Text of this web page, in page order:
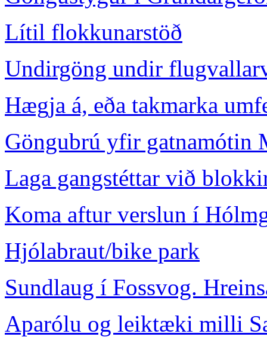
Lítil flokkunarstöð
Undirgöng undir
Hægja á, eða takmarka
Göngubrú yfir gatnamótin
Laga gangstéttar við
Koma aftur verslun í
Hjólabraut/bike park
Sundlaug í Fossvog.
Aparólu og leiktæki milli